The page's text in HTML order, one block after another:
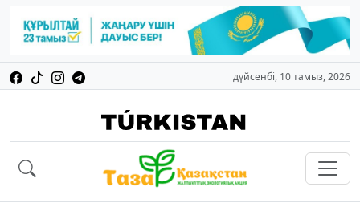
дүйсенбі, 10 тамыз, 2026